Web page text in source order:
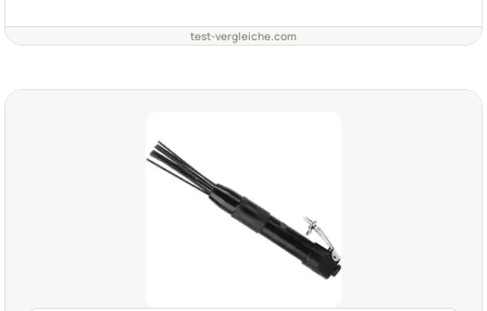
test-vergleiche.com